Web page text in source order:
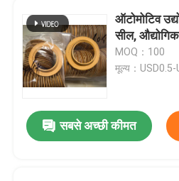
उत्पादों
हमारे बारे में
कारखाना भ्रमण
ऑटोमोटिव
सील,
MOQ：100
मूल्य：USD0.5-
सबसे अच्छी कीमत